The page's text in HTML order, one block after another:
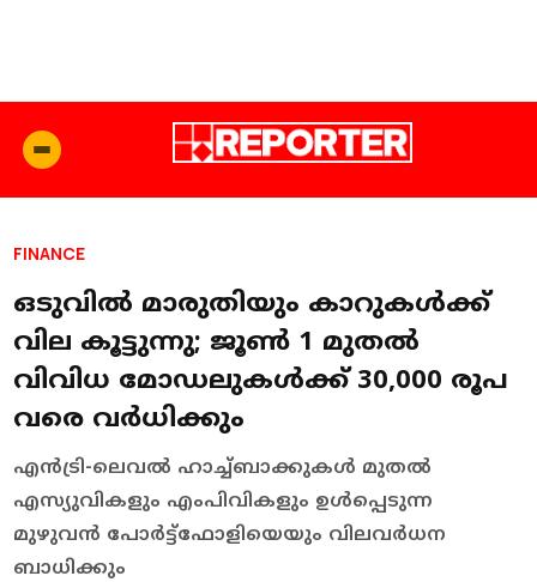
FINANCE
ഒടുവില്‍ മാരുതിയും കാറുകള്‍ക്ക്
വില കൂട്ടുന്നു; ജൂണ്‍ 1 മുതല്‍
വിവിധ മോഡലുകള്‍ക്ക്‌ 30,000 രൂപ
വരെ വര്‍ധിക്കും
എന്‍ട്രി-ലെവല്‍ ഹാച്ച്ബാക്കുകള്‍ മുതല്‍
എസ്യുവികളും എംപിവികളും ഉള്‍പ്പെടുന്ന
മുഴുവന്‍ പോര്‍ട്ട്‌ഫോളിയെയും വിലവര്‍ധന
ബാധിക്കും